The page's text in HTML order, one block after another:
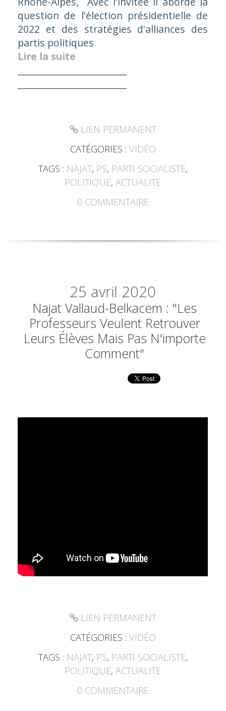
question de l'élection présidentielle de
2022 et des stratégies d'alliances des
partis politiques
Lire la suite
LIEN PERMANENT
CATÉGORIES : VIDÉO
TAGS : NAJAT, PS, PARTI SOCIALISTE,
POLITIQUE,ACTUALITE
0 COMMENTAIRE
25 avril 2020
Najat Vallaud-Belkacem : "Les
Professeurs Veulent Retrouver
Leurs Élèves Mais Pas N'importe
Comment"
LIEN PERMANENT
CATÉGORIES : VIDÉO
TAGS : NAJAT, PS, PARTI SOCIALISTE,
POLITIQUE,ACTUALITE
0 COMMENTAIRE